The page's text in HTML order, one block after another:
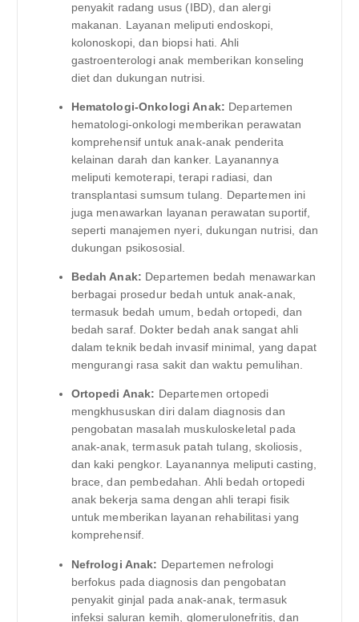
penyakit radang usus (IBD), dan alergi
makanan. Layanan meliputi endoskopi,
kolonoskopi, dan biopsi hati. Ahli
gastroenterologi anak memberikan konseling
diet dan dukungan nutrisi.
Hematologi-Onkologi Anak: Departemen
hematologi-onkologi memberikan perawatan
komprehensif untuk anak-anak penderita
kelainan darah dan kanker. Layanannya
meliputi kemoterapi, terapi radiasi, dan
transplantasi sumsum tulang. Departemen ini
juga menawarkan layanan perawatan suportif,
seperti manajemen nyeri, dukungan nutrisi, dan
dukungan psikososial.
Bedah Anak: Departemen bedah menawarkan
berbagai prosedur bedah untuk anak-anak,
termasuk bedah umum, bedah ortopedi, dan
bedah saraf. Dokter bedah anak sangat ahli
dalam teknik bedah invasif minimal, yang dapat
mengurangi rasa sakit dan waktu pemulihan.
Ortopedi Anak: Departemen ortopedi
mengkhususkan diri dalam diagnosis dan
pengobatan masalah muskuloskeletal pada
anak-anak, termasuk patah tulang, skoliosis,
dan kaki pengkor. Layanannya meliputi casting,
brace, dan pembedahan. Ahli bedah ortopedi
anak bekerja sama dengan ahli terapi fisik
untuk memberikan layanan rehabilitasi yang
komprehensif.
Nefrologi Anak: Departemen nefrologi
berfokus pada diagnosis dan pengobatan
penyakit ginjal pada anak-anak, termasuk
infeksi saluran kemih, glomerulonefritis, dan